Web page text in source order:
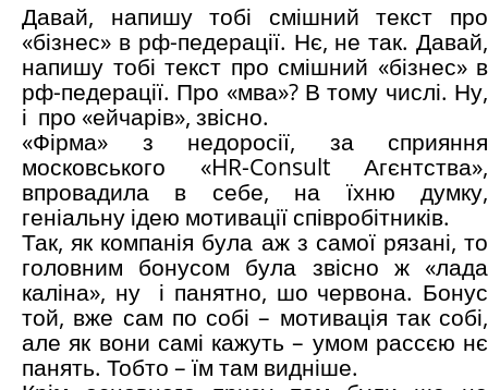
Давай, напишу тобі смішний текст про
«бізнес» в рф-педерації. Нє, не так. Давай,
напишу тобі текст про смішний «бізнес» в
рф-педерації. Про «мва»? В тому числі. Ну,
і про «ейчарів», звісно.
«Фірма» з недоросії, за сприяння
московського «HR-Consult Агєнтства»,
впровадила в себе, на їхню думку,
геніальну ідею мотивації співробітників.
Так, як компанія була аж з самої рязані, то
головним бонусом була звісно ж «лада
каліна», ну і панятно, шо червона. Бонус
той, вже сам по собі – мотивація так собі,
але як вони самі кажуть – умом рассєю нє
панять. Тобто – їм там видніше.